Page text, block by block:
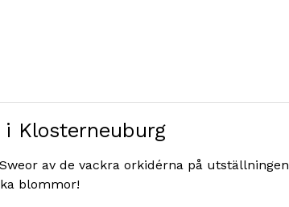
Klosterneuburg
av de vackra orkidérna på utställningen
blommor!